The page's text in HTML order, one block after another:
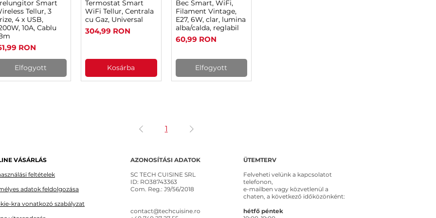
Gyorsnézet
Smart
Tellur, 3
4 x USB,
10A, Cablu
RON
Elfogyott
Gyorsnézet
Termostat Smart
WiFi Tellur, Centrala
cu Gaz, Universal
Ár
304,99 RON
Kosárba
Gyorsnézet
Bec Smart, WiFi,
Filament Vintage,
E27, 6W, clar, lumina
alba/calda, reglabil
Ár
60,99 RON
Elfogyott
1
VÁSÁRLÁS
feltételek
adatok feldolgozása
kra vonatkozó szabályzat
AZONOSÍTÁSI ADATOK
SC TECH CUISINE SRL
ID: RO38743363
Com. Reg.: J9/56/2018
contact@techcuisine.ro
ÜTEMTERV
Felveheti velünk a kapcsolatot
telefonon,
e-mailben vagy közvetlenül a
chaten, a következő időközönként:
hétfő péntek